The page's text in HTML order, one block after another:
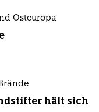
Osteuropa
hält sich